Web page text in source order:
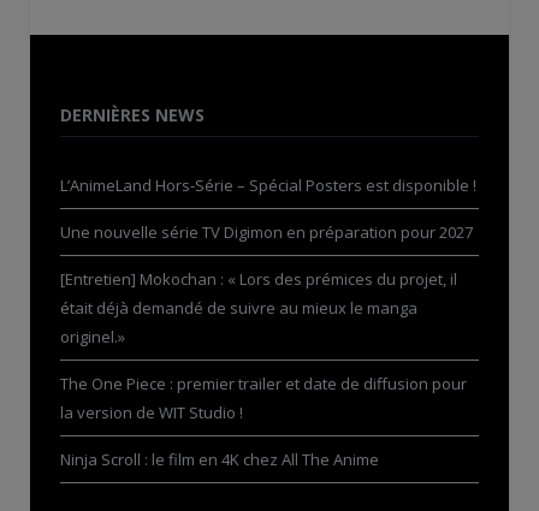
DERNIÈRES NEWS
L’AnimeLand Hors-Série – Spécial Posters est disponible !
Une nouvelle série TV Digimon en préparation pour 2027
[Entretien] Mokochan : « Lors des prémices du projet, il
était déjà demandé de suivre au mieux le manga
originel.»
The One Piece : premier trailer et date de diffusion pour
la version de WIT Studio !
Ninja Scroll : le film en 4K chez All The Anime